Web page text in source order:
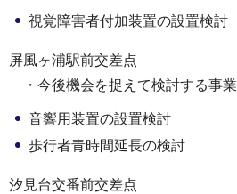
視覚障害者付加装置の設置検討
屏風ヶ浦駅前交差点
・今後機会を捉えて検討する事業
音響用装置の設置検討
歩行者青時間延長の検討
汐見台交番前交差点